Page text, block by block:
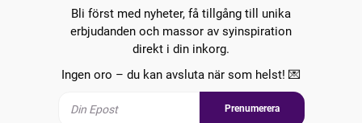
Bli först med nyheter, få tillgång till unika
erbjudanden och massor av syinspiration
direkt i din inkorg.
Ingen oro – du kan avsluta när som helst! 💌
Prenumerera